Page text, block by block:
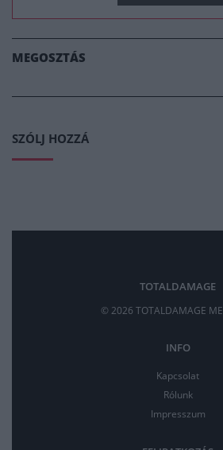
MEGOSZTÁS
SZÓLJ HOZZÁ
TOTALDAMAGE
© 2026 TOTALDAMAGE
INFO
Kapcsolat
Rólunk
Impresszum